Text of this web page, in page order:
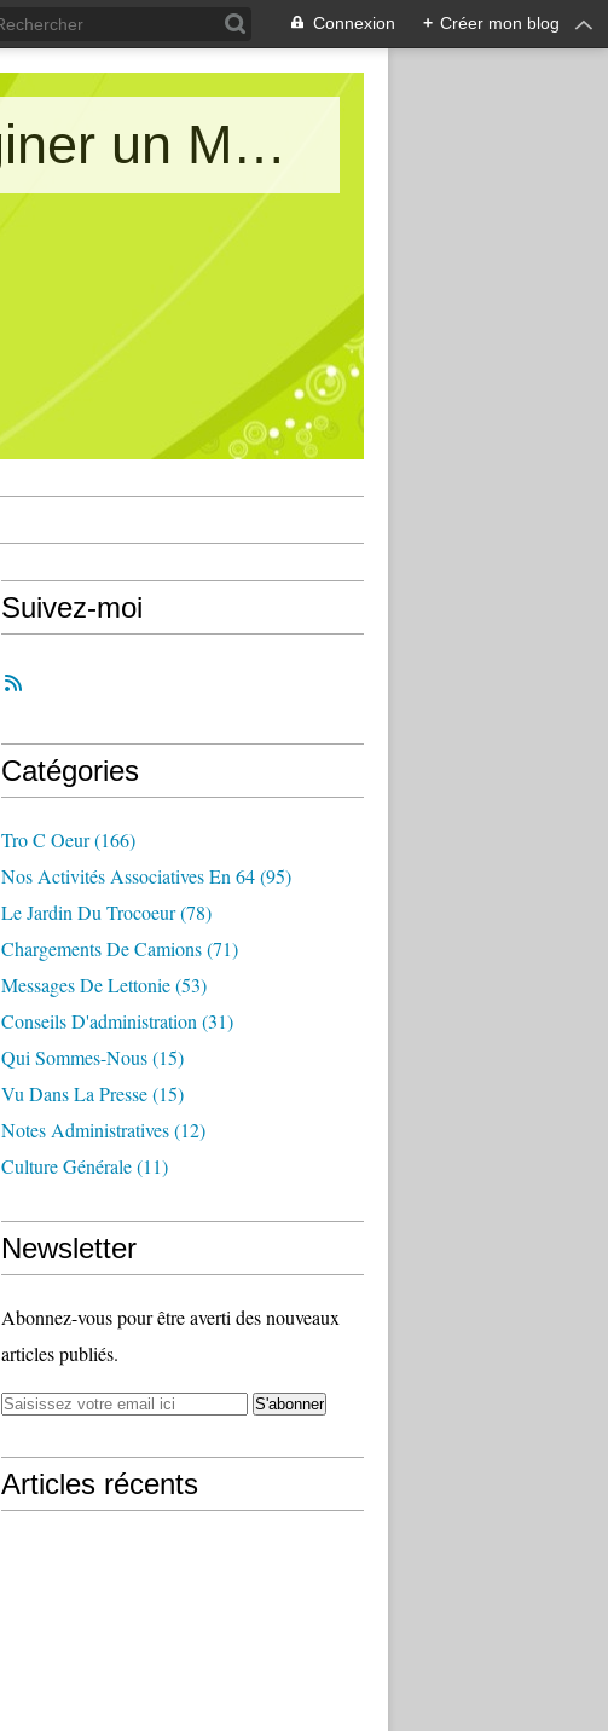
Connexion + Créer mon blog
Le blog de AIMA : Allons Imaginer un Monde d'Amitiés
Suivez-moi
Catégories
Tro C Oeur(166)
Nos Activités Associatives En 64(95)
Le Jardin Du Trocoeur(78)
Chargements De Camions(71)
Messages De Lettonie(53)
Conseils D'administration (31)
Qui Sommes-Nous(15)
Vu Dans La Presse(15)
Notes Administratives(12)
Culture Générale(11)
Newsletter
Abonnez-vous pour être averti des nouveaux
articles publiés.
Articles récents